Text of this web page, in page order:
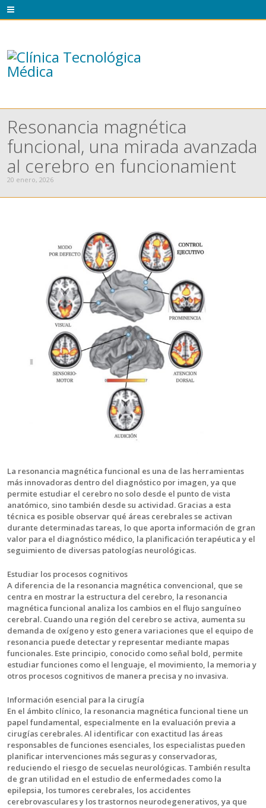
Resonancia magnética
funcional, una mirada avanzada
al cerebro en funcionamient
20 enero, 2026
La resonancia magnética funcional es una de las herramientas
más innovadoras dentro del diagnóstico por imagen, ya que
permite estudiar el cerebro no solo desde el punto de vista
anatómico, sino también desde su actividad. Gracias a esta
técnica es posible observar qué áreas cerebrales se activan
durante determinadas tareas, lo que aporta información de gran
valor para el diagnóstico médico, la planificación terapéutica y el
seguimiento de diversas patologías neurológicas.
Estudiar los procesos cognitivos
A diferencia de la resonancia magnética convencional, que se
centra en mostrar la estructura del cerebro, la resonancia
magnética funcional analiza los cambios en el flujo sanguíneo
cerebral. Cuando una región del cerebro se activa, aumenta su
demanda de oxígeno y esto genera variaciones que el equipo de
resonancia puede detectar y representar mediante mapas
funcionales. Este principio, conocido como señal bold, permite
estudiar funciones como el lenguaje, el movimiento, la memoria y
otros procesos cognitivos de manera precisa y no invasiva.
Información esencial para la cirugía
En el ámbito clínico, la resonancia magnética funcional tiene un
papel fundamental, especialmente en la evaluación previa a
cirugías cerebrales. Al identificar con exactitud las áreas
responsables de funciones esenciales, los especialistas pueden
planificar intervenciones más seguras y conservadoras,
reduciendo el riesgo de secuelas neurológicas. También resulta
de gran utilidad en el estudio de enfermedades como la
epilepsia, los tumores cerebrales, los accidentes
cerebrovasculares y los trastornos neurodegenerativos, ya que